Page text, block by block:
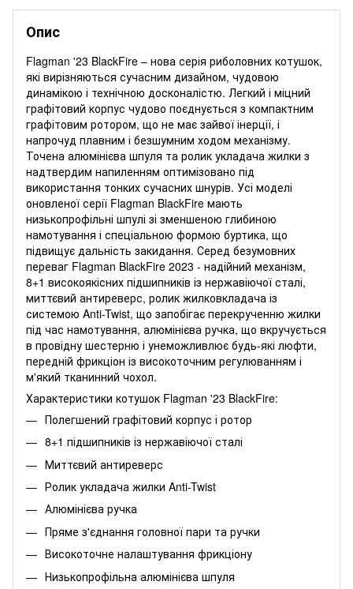
Опис
Flagman '23 BlackFire – нова серія риболовних котушок,
які вирізняються сучасним дизайном, чудовою
динамікою і технічною досконалістю. Легкий і міцний
графітовий корпус чудово поєднується з компактним
графітовим ротором, що не має зайвої інерції, і
напрочуд плавним і безшумним ходом механізму.
Точена алюмінієва шпуля та ролик укладача жилки з
надтвердим напиленням оптимізовано під
використання тонких сучасних шнурів. Усі моделі
оновленої серії Flagman BlackFire мають
низькопрофільні шпулі зі зменшеною глибиною
намотування і спеціальною формою буртика, що
підвищує дальність закидання. Серед безумовних
переваг Flagman BlackFire 2023 - надійний механізм,
8+1 високоякісних підшипників із нержавіючої сталі,
миттєвий антиреверс, ролик жилковкладача із
системою Anti-Twist, що запобігає перекрученню жилки
під час намотування, алюмінієва ручка, що вкручується
в провідну шестерню і унеможливлює будь-які люфти,
передній фрикціон із високоточним регулюванням і
м'який тканинний чохол.
Характеристики котушок Flagman '23 BlackFire:
Полегшений графітовий корпус і ротор
8+1 підшипників із нержавіючої сталі
Миттєвий антиреверс
Ролик укладача жилки Anti-Twist
Алюмінієва ручка
Пряме з'єднання головної пари та ручки
Високоточне налаштування фрикціону
Низькопрофільна алюмінієва шпуля